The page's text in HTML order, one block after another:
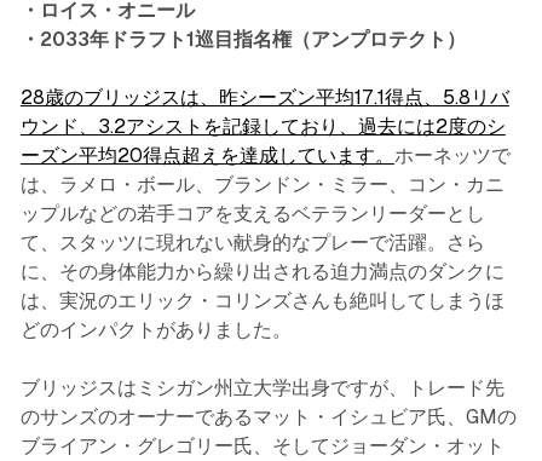
・ロイス・オニール
・2033年ドラフト1巡目指名権（アンプロテクト）
28歳のブリッジスは、昨シーズン平均17.1得点、5.8リバ
ウンド、3.2アシストを記録しており、過去には2度のシ
ーズン平均20得点超えを達成しています。 ホーネッツで
は、ラメロ・ボール、ブランドン・ミラー、コン・カニ
ップルなどの若手コアを支えるベテランリーダーとし
て、スタッツに現れない献身的なプレーで活躍。さら
に、その身体能力から繰り出される迫力満点のダンクに
は、実況のエリック・コリンズさんも絶叫してしまうほ
どのインパクトがありました。
ブリッジスはミシガン州立大学出身ですが、トレード先
のサンズのオーナーであるマット・イシュビア氏、GMの
ブライアン・グレゴリー氏、そしてジョーダン・オット